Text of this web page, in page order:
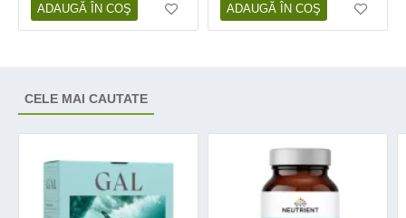
ADAUGĂ ÎN COŞ ADAUGĂ ÎN COŞ
CELE MAI CAUTATE